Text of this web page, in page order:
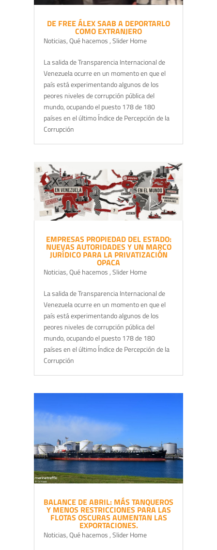
DE FREE ÁLEX SAAB A DEPORTARLO
COMO EXTRANJERO
Noticias,Qué hacemos,Slider Home
La salida de Transparencia Internacional de
Venezuela ocurre en un momento en que el
país está experimentando algunos de los
peores niveles de corrupción pública del
mundo, ocupando el puesto 178 de 180
países en el último Índice de Percepción de la
Corrupción
EMPRESAS PROPIEDAD DEL ESTADO:
NUEVAS AUTORIDADES Y UN MARCO
JURÍDICO PARA LA PRIVATIZACIÓN
OPACA
Noticias,Qué hacemos,Slider Home
La salida de Transparencia Internacional de
Venezuela ocurre en un momento en que el
país está experimentando algunos de los
peores niveles de corrupción pública del
mundo, ocupando el puesto 178 de 180
países en el último Índice de Percepción de la
Corrupción
BALANCE DE ABRIL: MÁS TANQUEROS
Y MENOS RESTRICCIONES PARA LAS
FLOTAS OSCURAS AUMENTAN LAS
EXPORTACIONES.
Noticias,Qué hacemos ,Slider Home